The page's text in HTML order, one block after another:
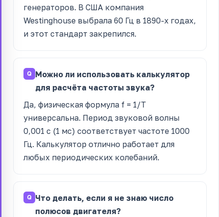
генераторов. В США компания
Westinghouse выбрала 60 Гц в 1890-х годах,
и этот стандарт закрепился.
Можно ли использовать калькулятор
для расчёта частоты звука?
Да, физическая формула f = 1/T
универсальна. Период звуковой волны
0,001 с (1 мс) соответствует частоте 1000
Гц. Калькулятор отлично работает для
любых периодических колебаний.
Что делать, если я не знаю число
полюсов двигателя?